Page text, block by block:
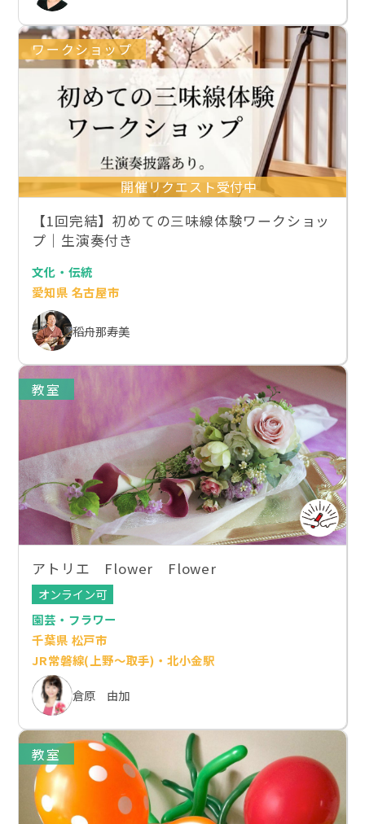
ワークショップ
開催リクエスト受付中
【1回完結】初めての三味線体験ワークショッ
プ｜生演奏付き
文化・伝統
愛知県 名古屋市
稻舟那寿美
教室
アトリエ Flower Flower
オンライン可
園芸・フラワー
千葉県 松戸市
JR常磐線(上野～取手)・北小金駅
倉原 由加
教室